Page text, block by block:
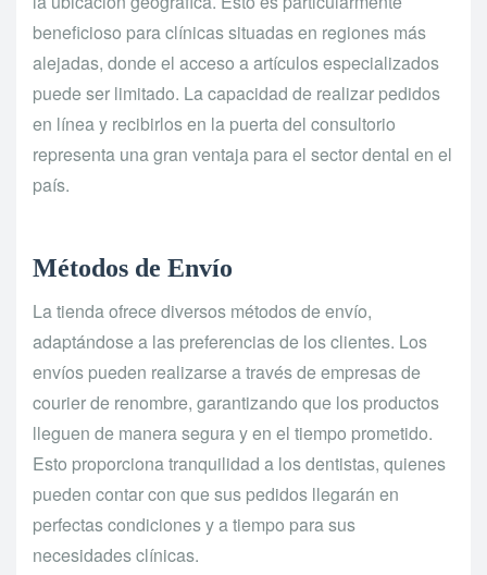
beneficioso para clínicas situadas en regiones más
alejadas, donde el acceso a artículos especializados
puede ser limitado. La capacidad de realizar pedidos
en línea y recibirlos en la puerta del consultorio
representa una gran ventaja para el sector dental en el
país.
Métodos de Envío
La tienda ofrece diversos métodos de envío,
adaptándose a las preferencias de los clientes. Los
envíos pueden realizarse a través de empresas de
courier de renombre, garantizando que los productos
lleguen de manera segura y en el tiempo prometido.
Esto proporciona tranquilidad a los dentistas, quienes
pueden contar con que sus pedidos llegarán en
perfectas condiciones y a tiempo para sus
necesidades clínicas.